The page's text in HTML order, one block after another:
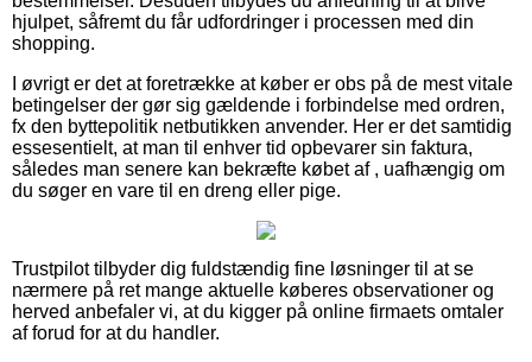
hjulpet, såfremt du får udfordringer i processen med din
shopping.
I øvrigt er det at foretrække at køber er obs på de mest vitale
betingelser der gør sig gældende i forbindelse med ordren,
fx den byttepolitik netbutikken anvender. Her er det samtidig
essesentielt, at man til enhver tid opbevarer sin faktura,
således man senere kan bekræfte købet af , uafhængig om
du søger en vare til en dreng eller pige.
Trustpilot tilbyder dig fuldstændig fine løsninger til at se
nærmere på ret mange aktuelle køberes observationer og
herved anbefaler vi, at du kigger på online firmaets omtaler
af forud for at du handler.